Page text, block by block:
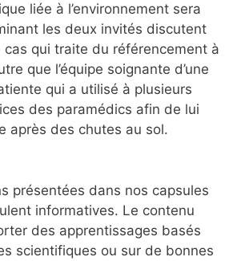
liée à l’environnement sera
les deux invités discutent
cas qui traite du référencement à
que l’équipe soignante d’une
qui a utilisé à plusieurs
des paramédics afin de lui
après des chutes au sol.
présentées dans nos capsules
informatives. Le contenu
des apprentissages basés
scientifiques ou sur de bonnes